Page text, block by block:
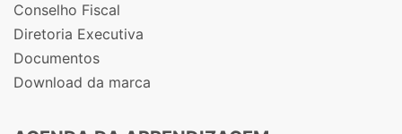
Conselho Fiscal
Diretoria Executiva
Documentos
Download da marca